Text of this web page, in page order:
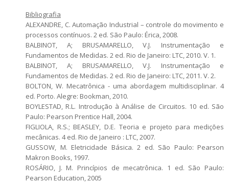
Bibliografia
ALEXANDRE, C. Automação Industrial – controle do movimento e
processos contínuos. 2 ed. São Paulo: Érica, 2008.
BALBINOT, A; BRUSAMARELLO, V.J. Instrumentação e
Fundamentos de Medidas. 2 ed. Rio de Janeiro: LTC, 2010. V. 1.
BALBINOT, A; BRUSAMARELLO, V.J. Instrumentação e
Fundamentos de Medidas. 2 ed. Rio de Janeiro: LTC, 2011. V. 2.
BOLTON, W. Mecatrônica - uma abordagem multidisciplinar. 4
ed. Porto. Alegre: Bookman, 2010.
BOYLESTAD, R.L. Introdução à Análise de Circuitos. 10 ed. São
Paulo: Pearson Prentice Hall, 2004.
FIGLIOLA, R.S.; BEASLEY, D.E. Teoria e projeto para medições
mecânicas. 4 ed. Rio de Janeiro : LTC, 2007.
GUSSOW, M. Eletricidade Básica. 2 ed. São Paulo: Pearson
Makron Books, 1997.
ROSÁRIO, J. M. Princípios de mecatrônica. 1 ed. São Paulo:
Pearson Education, 2005